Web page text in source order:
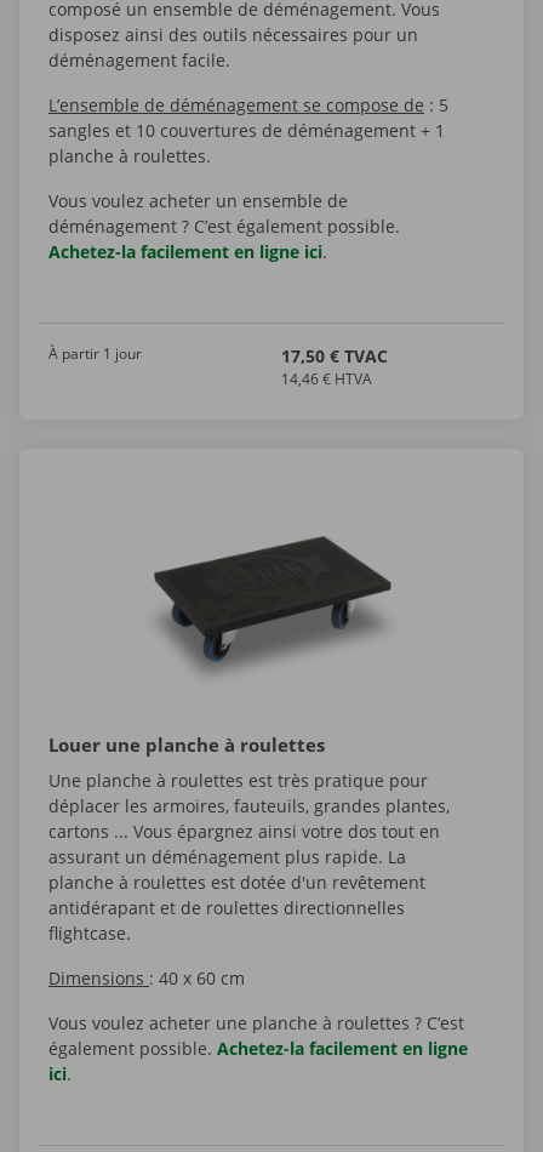
composé un ensemble de déménagement. Vous
disposez ainsi des outils nécessaires pour un
déménagement facile.
L’ensemble de déménagement se compose de : 5
sangles et 10 couvertures de déménagement + 1
planche à roulettes.
Vous voulez acheter un ensemble de
déménagement ? C’est également possible.
Achetez-la facilement en ligne ici.
À partir 1 jour 17,50 € TVAC
14,46 € HTVA
Louer une planche à roulettes
Une planche à roulettes est très pratique pour
déplacer les armoires, fauteuils, grandes plantes,
cartons ... Vous épargnez ainsi votre dos tout en
assurant un déménagement plus rapide. La
planche à roulettes est dotée d'un revêtement
antidérapant et de roulettes directionnelles
flightcase.
Dimensions : 40 x 60 cm
Vous voulez acheter une planche à roulettes ? C’est
également possible. Achetez-la facilement en ligne
ici.